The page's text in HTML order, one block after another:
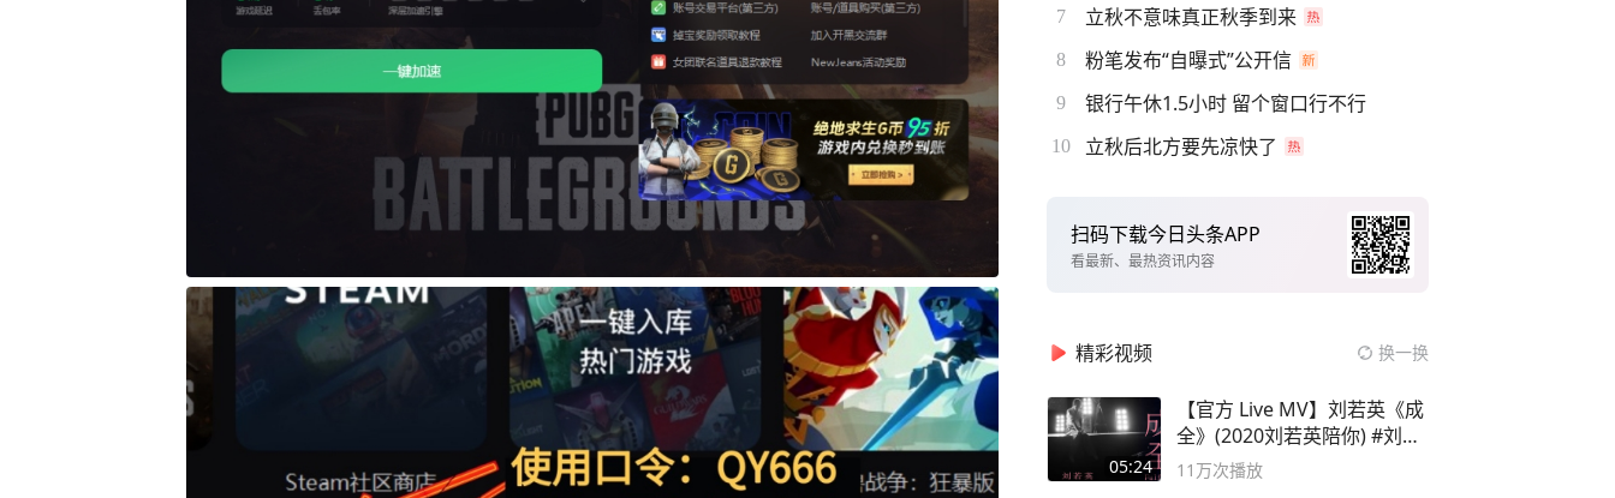
7 立秋不意味真正秋季到来
8 粉笔发布“自曝式”公开信
9 银行午休1.5小时 留个窗口行不行
10 立秋后北方要先凉快了
扫码下载今日头条APP
看最新、最热资讯内容
精彩视频 换一换
05:24
【官方 Live MV】刘若英《成
全》(2020刘若英陪你) #刘若
英 #成全
11万次播放